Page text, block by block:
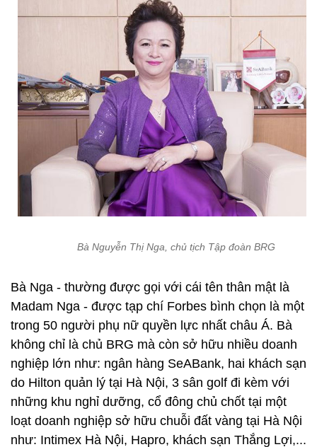
Bà Nguyễn Thị Nga, chủ tịch Tập đoàn BRG
Bà Nga - thường được gọi với cái tên thân mật là
Madam Nga - được tạp chí Forbes bình chọn là một
trong 50 người phụ nữ quyền lực nhất châu Á. Bà
không chỉ là chủ BRG mà còn sở hữu nhiều doanh
nghiệp lớn như: ngân hàng SeABank, hai khách sạn
do Hilton quản lý tại Hà Nội, 3 sân golf đi kèm với
những khu nghỉ dưỡng, cổ đông chủ chốt tại một
loạt doanh nghiệp sở hữu chuỗi đất vàng tại Hà Nội
như: Intimex Hà Nội, Hapro, khách sạn Thắng Lợi,...